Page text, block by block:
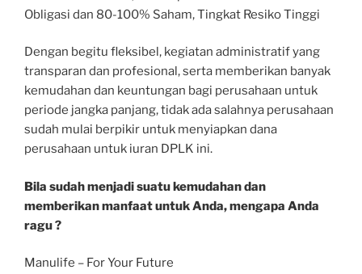
Obligasi dan 80-100% Saham, Tingkat Resiko Tinggi
Dengan begitu fleksibel, kegiatan administratif yang
transparan dan profesional, serta memberikan banyak
kemudahan dan keuntungan bagi perusahaan untuk
periode jangka panjang, tidak ada salahnya perusahaan
sudah mulai berpikir untuk menyiapkan dana
perusahaan untuk iuran DPLK ini.
Bila sudah menjadi suatu kemudahan dan
memberikan manfaat untuk Anda, mengapa Anda
ragu ?
Manulife – For Your Future